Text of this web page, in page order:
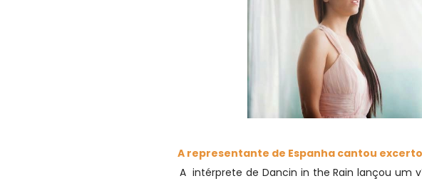
A representante de Espanha cantou
A intérprete de Dancin in the Rain lançou um